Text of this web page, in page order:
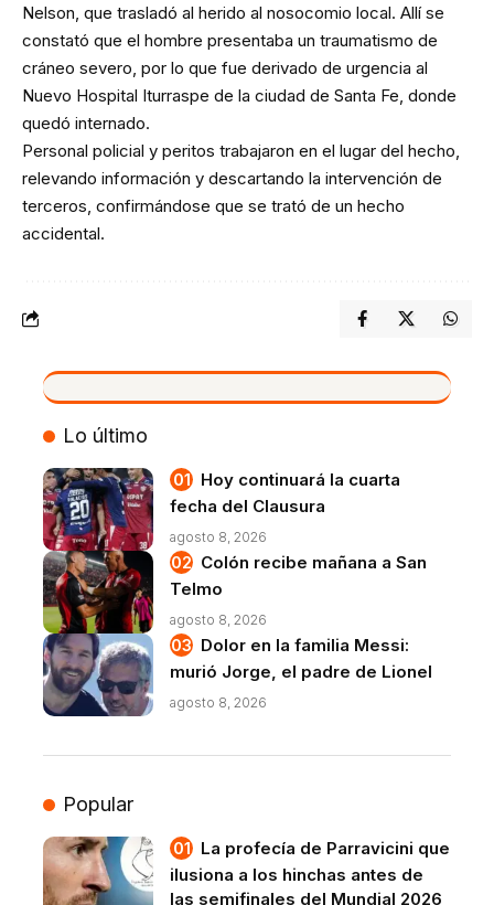
Nelson, que trasladó al herido al nosocomio local. Allí se
constató que el hombre presentaba un traumatismo de
cráneo severo, por lo que fue derivado de urgencia al
Nuevo Hospital Iturraspe de la ciudad de Santa Fe, donde
quedó internado.
Personal policial y peritos trabajaron en el lugar del hecho,
relevando información y descartando la intervención de
terceros, confirmándose que se trató de un hecho
accidental.
VIVO
Lo último
Hoy continuará la cuarta
fecha del Clausura
agosto 8, 2026
Colón recibe mañana a San
Telmo
agosto 8, 2026
Dolor en la familia Messi:
murió Jorge, el padre de Lionel
agosto 8, 2026
Popular
La profecía de Parravicini que
ilusiona a los hinchas antes de
las semifinales del Mundial 2026